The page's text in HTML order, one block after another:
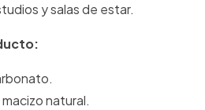
y salas de estar.
natural.